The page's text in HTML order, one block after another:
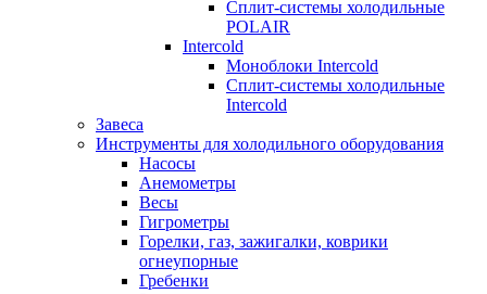
Сплит-системы холодильные
POLAIR
Intercold
Моноблоки Intercold
Сплит-системы холодильные
Intercold
Завеса
Инструменты для холодильного оборудования
Насосы
Анемометры
Весы
Гигрометры
Горелки, газ, зажигалки, коврики
огнеупорные
Гребенки